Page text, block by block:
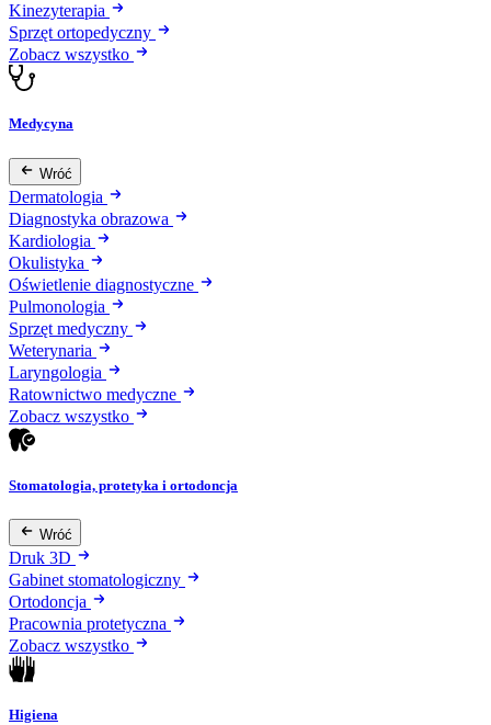
Kinezyterapia
Sprzęt ortopedyczny
Zobacz wszystko
Medycyna
Wróć
Dermatologia
Diagnostyka obrazowa
Kardiologia
Okulistyka
Oświetlenie diagnostyczne
Pulmonologia
Sprzęt medyczny
Weterynaria
Laryngologia
Ratownictwo medyczne
Zobacz wszystko
Stomatologia, protetyka i ortodoncja
Wróć
Druk 3D
Gabinet stomatologiczny
Ortodoncja
Pracownia protetyczna
Zobacz wszystko
Higiena